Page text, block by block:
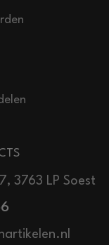
3763 LP Soest